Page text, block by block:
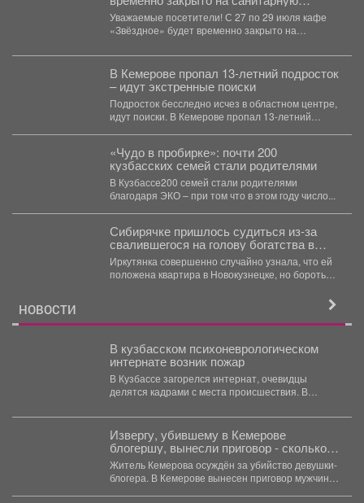
обработку.
Уважаемые посетители! С 27 по 29 июля кафе
«Звёздное» будет временно закрыто на
В Кемерове пропал 13-летний подросток
– идут экстренные поиски
Подросток бесследно исчез в областном центре,
идут поиски. В Кемерове пропал 13-летний
«Чудо в пробирке»: почти 200
кузбасских семей стали родителями
В Кузбассе200 семей стали родителями
благодаря ЭКО – при том что в этом году число...
Сибирячке пришлось судиться из-за
свалившегося на голову богатства в
Кузбассе
Иркутянка совершенно случайно узнала, что ей
положена квартира в Новокузнецке, но бороться
НОВОСТИ
В кузбасском психоневрологическом
интернате возник пожар
В Кузбассе загорелся интернат, очевидцы
делятся кадрами с места происшествия. В
Извергу, убившему в Кемерове
блогершу, вынесли приговор - сколько
ему дали
Житель Кемерова осуждён за убийство девушки-
блогера. В Кемерове вынесен приговор мужчине,